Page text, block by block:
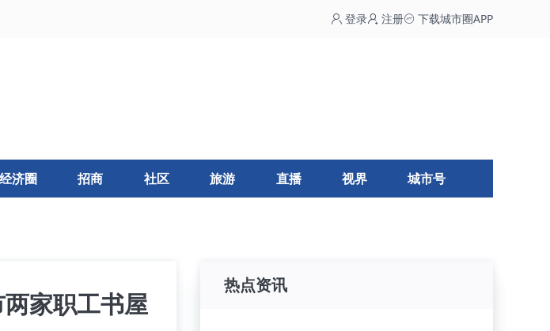
登录 注册 下载城市圈APP
经济圈 招商 社区 旅游 直播 视界 城市号
家职工书屋
热点资讯